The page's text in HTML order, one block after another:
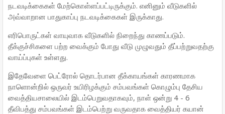
நடவடிக்கைகள் மேற்கொள்ளப்பட்டிருக்கும். எனினும் வீடுகளில்
அவ்வாறான பாதுகாப்பு நடவடிக்கைகள் இருக்காது.
எரிபொருட்கள் வாயுவாக வீடுகளில் நிறைந்து காணப்படும்.
தீக்குச்சிகளை பற்ற வைக்கும் போது வீடு முழுவதும் தீப்பற்றுவதற்கு
வாய்ப்புகள் உள்ளது.
இதேவேளை பெட்ரோல் தொடர்பான தீக்காயங்கள் காரணமாக
நாளொன்றில் ஒருவர் உயிரிழக்கும் சம்பவங்கள் கொழும்பு தேசிய
வைத்தியசாலையில் இடம்பெறுவதாகவும், நாள் ஒன்று 4 - 6
தீவிபத்து சம்பவங்கள் இடம்பெற்று வருவதாக வைத்தியர் கயான்